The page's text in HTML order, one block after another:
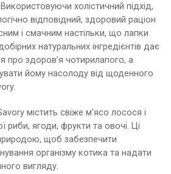
холістичний підхід,
відповідний, здоровий раціон
і смачним настільки, що лапки
натуральних інгредієнтів дає
про здоров’я чотирилапого, а
йому насолоду від щоденного
містить свіже м'ясо лосося і
риби, ягоди, фрукти та овочі. Ці
щоб забезпечити
організму котика та надати
вигляду.